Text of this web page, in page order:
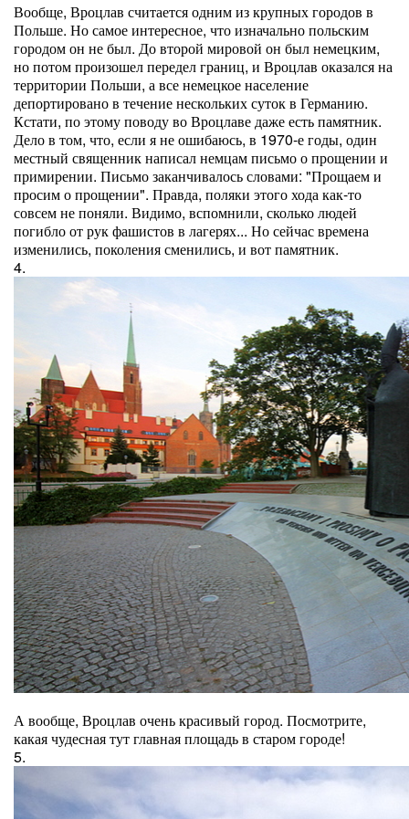
Вообще, Вроцлав считается одним из крупных городов в
Польше. Но самое интересное, что изначально польским
городом он не был. До второй мировой он был немецким,
но потом произошел передел границ, и Вроцлав оказался на
территории Польши, а все немецкое население
депортировано в течение нескольких суток в Германию.
Кстати, по этому поводу во Вроцлаве даже есть памятник.
Дело в том, что, если я не ошибаюсь, в 1970-е годы, один
местный священник написал немцам письмо о прощении и
примирении. Письмо заканчивалось словами: "Прощаем и
просим о прощении". Правда, поляки этого хода как-то
совсем не поняли. Видимо, вспомнили, сколько людей
погибло от рук фашистов в лагерях... Но сейчас времена
изменились, поколения сменились, и вот памятник.
4.
А вообще, Вроцлав очень красивый город. Посмотрите,
какая чудесная тут главная площадь в старом городе!
5.